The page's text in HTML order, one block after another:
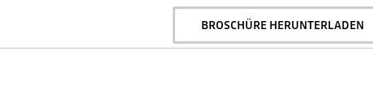
BROSCHÜRE HERUNTERLADEN